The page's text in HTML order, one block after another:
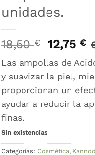
unidades.
18,50€
El
precio
original
era:
18,50 €.
12,75 €
Las ampollas de
y suavizar la piel,
proporcionan un
ayudar a reducir la
finas.
Sin existencias
Categorías: Cosmética,